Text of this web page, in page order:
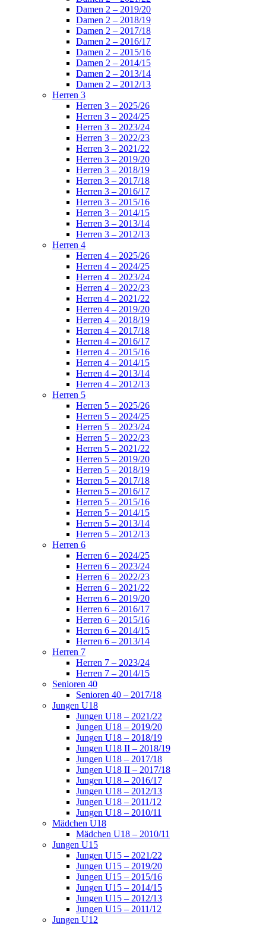
Damen 2 – 2019/20
Damen 2 – 2018/19
Damen 2 – 2017/18
Damen 2 – 2016/17
Damen 2 – 2015/16
Damen 2 – 2014/15
Damen 2 – 2013/14
Damen 2 – 2012/13
Herren 3
Herren 3 – 2025/26
Herren 3 – 2024/25
Herren 3 – 2023/24
Herren 3 – 2022/23
Herren 3 – 2021/22
Herren 3 – 2019/20
Herren 3 – 2018/19
Herren 3 – 2017/18
Herren 3 – 2016/17
Herren 3 – 2015/16
Herren 3 – 2014/15
Herren 3 – 2013/14
Herren 3 – 2012/13
Herren 4
Herren 4 – 2025/26
Herren 4 – 2024/25
Herren 4 – 2023/24
Herren 4 – 2022/23
Herren 4 – 2021/22
Herren 4 – 2019/20
Herren 4 – 2018/19
Herren 4 – 2017/18
Herren 4 – 2016/17
Herren 4 – 2015/16
Herren 4 – 2014/15
Herren 4 – 2013/14
Herren 4 – 2012/13
Herren 5
Herren 5 – 2025/26
Herren 5 – 2024/25
Herren 5 – 2023/24
Herren 5 – 2022/23
Herren 5 – 2021/22
Herren 5 – 2019/20
Herren 5 – 2018/19
Herren 5 – 2017/18
Herren 5 – 2016/17
Herren 5 – 2015/16
Herren 5 – 2014/15
Herren 5 – 2013/14
Herren 5 – 2012/13
Herren 6
Herren 6 – 2024/25
Herren 6 – 2023/24
Herren 6 – 2022/23
Herren 6 – 2021/22
Herren 6 – 2019/20
Herren 6 – 2016/17
Herren 6 – 2015/16
Herren 6 – 2014/15
Herren 6 – 2013/14
Herren 7
Herren 7 – 2023/24
Herren 7 – 2014/15
Senioren 40
Senioren 40 – 2017/18
Jungen U18
Jungen U18 – 2021/22
Jungen U18 – 2019/20
Jungen U18 – 2018/19
Jungen U18 II – 2018/19
Jungen U18 – 2017/18
Jungen U18 II – 2017/18
Jungen U18 – 2016/17
Jungen U18 – 2012/13
Jungen U18 – 2011/12
Jungen U18 – 2010/11
Mädchen U18
Mädchen U18 – 2010/11
Jungen U15
Jungen U15 – 2021/22
Jungen U15 – 2019/20
Jungen U15 – 2015/16
Jungen U15 – 2014/15
Jungen U15 – 2012/13
Jungen U15 – 2011/12
Jungen U12